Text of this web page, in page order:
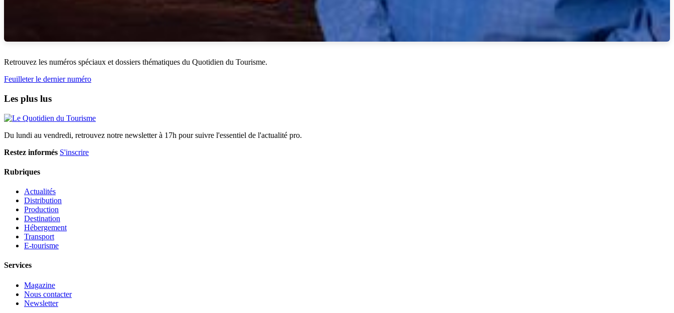
Retrouvez les numéros spéciaux et dossiers thématiques du Quotidien du Tourisme.
Feuilleter le dernier numéro
Les plus lus
Du lundi au vendredi, retrouvez notre newsletter à 17h pour suivre l'essentiel de l'actualité pro.
Restez informés S'inscrire
Rubriques
Actualités
Distribution
Production
Destination
Hébergement
Transport
E-tourisme
Services
Magazine
Nous contacter
Newsletter